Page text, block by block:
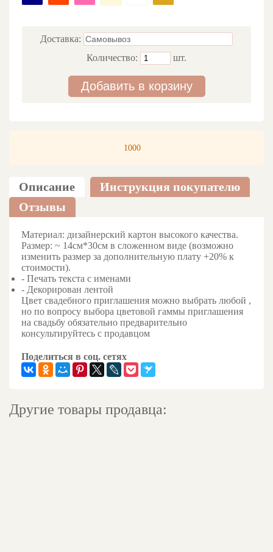
Доставка:
Количество:
шт.
Добавить в корзину
1000
Описание
Инструкция покупателю
Отзывы
Материал: дизайнерский картон высокого качества.
Размер: ~ 14см*30см в сложенном виде (возможно
изменить размер за дополнительную плату +20% к
стоимости).
- Печать текста с именами
- Декорирован лентой
Цвет свадебного приглашения можно выбрать любой ,
но по вопросу выбора цветовой гаммы приглашения
на свадьбу обязательно предварительно
консультируйтесь с продавцом
Поделиться в соц. сетях
Другие товары продавца: